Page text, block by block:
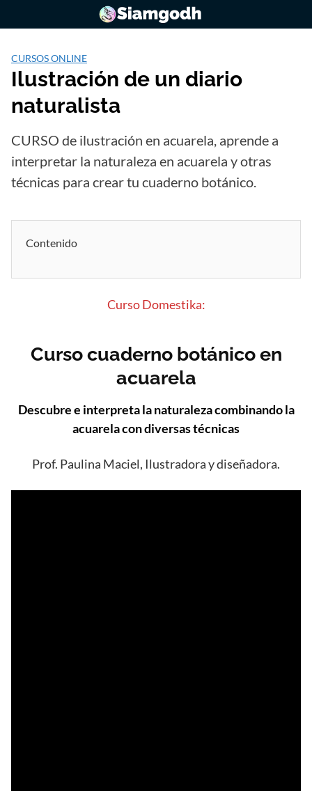
CURSOS ONLINE
Ilustración de un diario
naturalista
CURSO de ilustración en acuarela, aprende a
interpretar la naturaleza en acuarela y otras
técnicas para crear tu cuaderno botánico.
Contenido
Curso Domestika:
Curso cuaderno botánico en
acuarela
Descubre e interpreta la naturaleza combinando la
acuarela con diversas técnicas
Prof. Paulina Maciel, Ilustradora y diseñadora.